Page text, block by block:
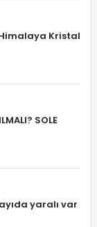
Himalaya Kristal
SOLE
yaralı var